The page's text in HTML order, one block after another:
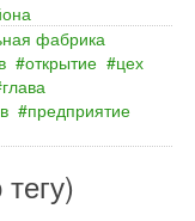
фабрика
открытие
цех
глава
предприятие